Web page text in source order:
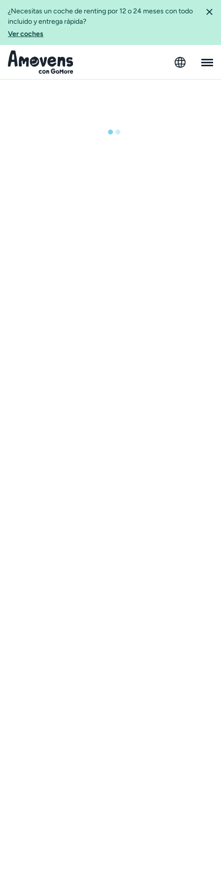
¿Necesitas un coche de renting por 12 o 24 meses con todo
incluido y entrega rápida?
Ver coches